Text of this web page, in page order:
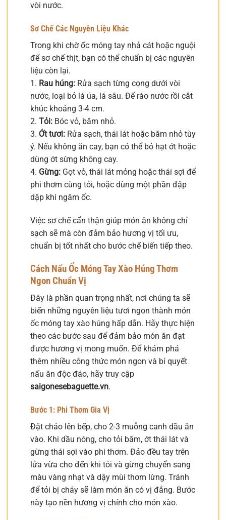
vòi nước.
Sơ Chế Các Nguyên Liệu Khác
Trong khi chờ ốc móng tay nhả cát hoặc nguội
để sơ chế thịt, bạn có thể chuẩn bị các nguyên
liệu còn lại.
1. Rau húng: Rửa sạch từng cọng dưới vòi
nước, loại bỏ lá úa, lá sâu. Để ráo nước rồi cắt
khúc khoảng 3-4 cm.
2. Tỏi: Bóc vỏ, băm nhỏ.
3. Ớt tươi: Rửa sạch, thái lát hoặc băm nhỏ tùy
ý. Nếu không ăn cay, bạn có thể bỏ hạt ớt hoặc
dùng ớt sừng không cay.
4. Gừng: Gọt vỏ, thái lát mỏng hoặc thái sợi để
phi thơm cùng tỏi, hoặc dùng một phần đập
dập khi ngâm ốc.
Việc sơ chế cẩn thận giúp món ăn không chỉ
sạch sẽ mà còn đảm bảo hương vị tối ưu,
chuẩn bị tốt nhất cho bước chế biến tiếp theo.
Cách Nấu Ốc Móng Tay Xào Húng Thơm
Ngon Chuẩn Vị
Đây là phần quan trọng nhất, nơi chúng ta sẽ
biến những nguyên liệu tươi ngon thành món
ốc móng tay xào húng hấp dẫn. Hãy thực hiện
theo các bước sau để đảm bảo món ăn đạt
được hương vị mong muốn. Để khám phá
thêm nhiều công thức món ngon và bí quyết
nấu ăn độc đáo, hãy truy cập
saigonesebaguette.vn.
Bước 1: Phi Thơm Gia Vị
Đặt chảo lên bếp, cho 2-3 muỗng canh dầu ăn
vào. Khi dầu nóng, cho tỏi băm, ớt thái lát và
gừng thái sợi vào phi thơm. Đảo đều tay trên
lửa vừa cho đến khi tỏi và gừng chuyển sang
màu vàng nhạt và dậy mùi thơm lừng. Tránh
để tỏi bị cháy sẽ làm món ăn có vị đắng. Bước
này tạo nền hương vị chính cho món xào.